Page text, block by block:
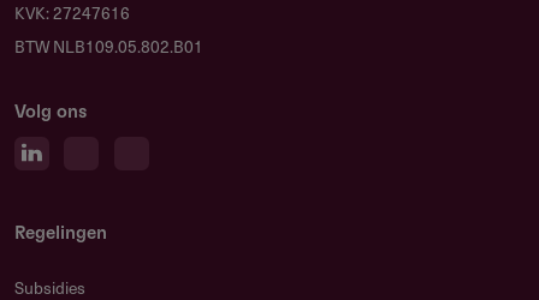
KVK: 27247616
BTW NLB109.05.802.B01
Volg ons
Regelingen
Subsidies